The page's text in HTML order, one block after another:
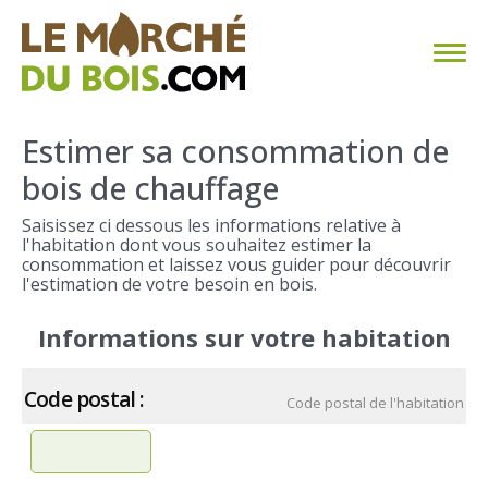
CHAUFFAGE AU BOIS
FAQ
CALCULER SA CONSOMMATION
TROUVER SON FOURNISSEUR
BLOG
ESPACE PRO
Estimer sa consommation de
bois de chauffage
Saisissez ci dessous les informations relative à
l'habitation dont vous souhaitez estimer la
consommation et laissez vous guider pour découvrir
l'estimation de votre besoin en bois.
Informations sur votre habitation
Code postal : Code postal de l'habitation